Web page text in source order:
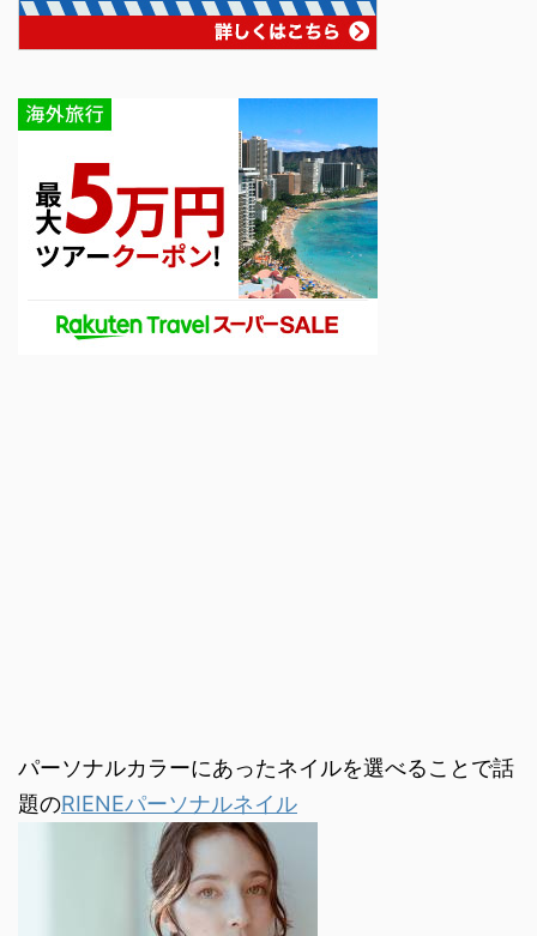
パーソナルカラーにあったネイルを選べることで話
RIENEパーソナルネイル